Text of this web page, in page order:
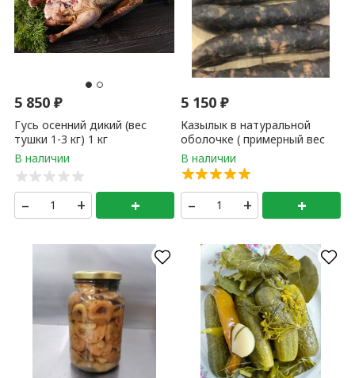
5 850₽
Гусь осенний дикий (вес
тушки 1-3 кг) 1 кг
– + +
5 150₽
Казылык в натуральной
оболочке ( примерный вес
палки 0,5 - 1,5 кг ) 1 кг
– + +